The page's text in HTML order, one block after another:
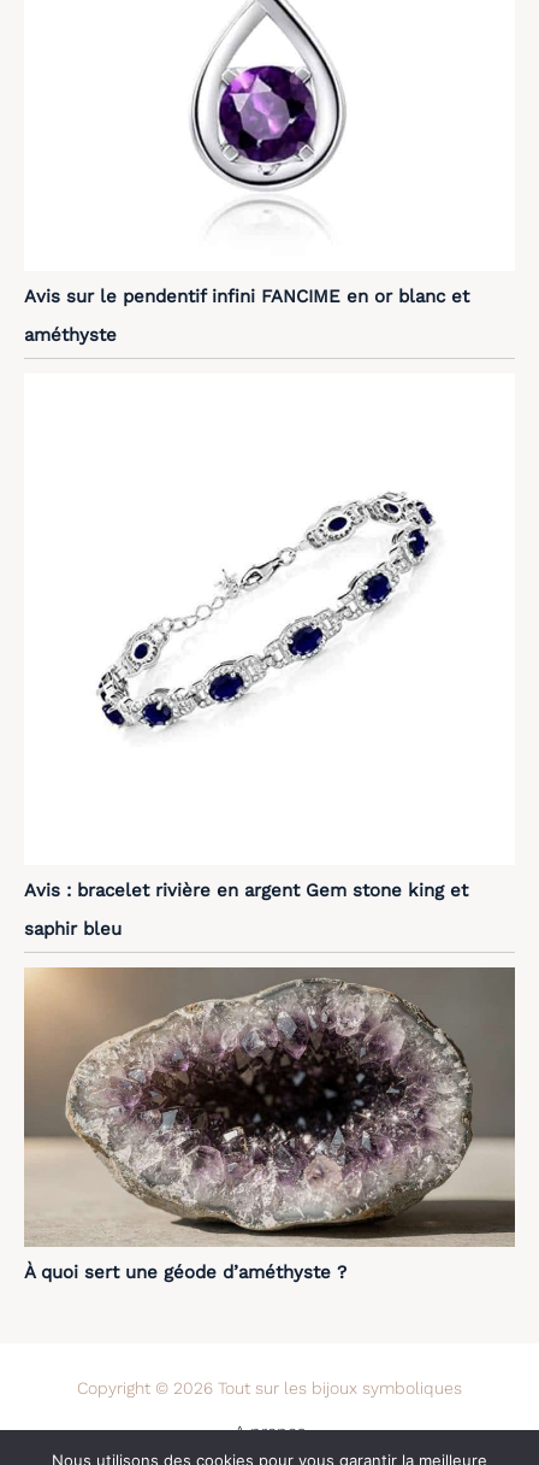
Avis sur le pendentif infini FANCIME en or blanc et
améthyste
Avis : bracelet rivière en argent Gem stone king et
saphir bleu
À quoi sert une géode d’améthyste ?
Copyright © 2026 Tout sur les bijoux symboliques
A propos
Nous utilisons des cookies pour vous garantir la meilleure